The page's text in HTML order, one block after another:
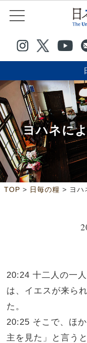
ヨハネに
TOP > 日毎の糧 > ヨハ
20:24 十二人の一
は、イエスが来ら
た。
20:25 そこで、ほ
主を見た」と言う